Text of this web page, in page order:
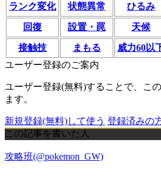
ランク変化 状態異常 ひるみ
回復 設置・罠 天候
接触技 まもる
威力60以
ユーザー登録のご案内
ユーザー登録(無料)することで、こ
ます。
新規登録(無料)して使う 登録済みの
この記事を書いた人
攻略班(@pokemon_GW)